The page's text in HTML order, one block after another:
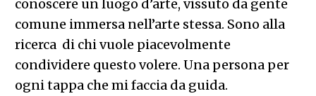
conoscere un luogo d’arte, vissuto da gente
comune immersa nell’arte stessa. Sono alla
ricerca di chi vuole piacevolmente
condividere questo volere. Una persona per
ogni tappa che mi faccia da guida.